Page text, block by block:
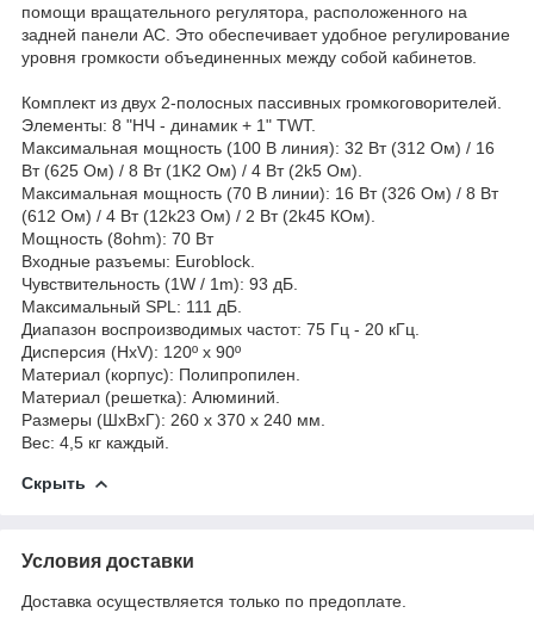
помощи вращательного регулятора, расположенного на
задней панели АС. Это обеспечивает удобное регулирование
уровня громкости объединенных между собой кабинетов.
Комплект из двух 2-полосных пассивных громкоговорителей.
Элементы: 8 "НЧ - динамик + 1" TWT.
Максимальная мощность (100 В линия): 32 Вт (312 Ом) / 16
Вт (625 Ом) / 8 Вт (1K2 Ом) / 4 Вт (2k5 Ом).
Максимальная мощность (70 В линии): 16 Вт (326 Ом) / 8 Вт
(612 Ом) / 4 Вт (12k23 Ом) / 2 Вт (2k45 КОм).
Мощность (8ohm): 70 Вт
Входные разъемы: Euroblock.
Чувствительность (1W / 1m): 93 дБ.
Максимальный SPL: 111 дБ.
Диапазон воспроизводимых частот: 75 Гц - 20 кГц.
Дисперсия (HxV): 120º х 90º
Материал (корпус): Полипропилен.
Материал (решетка): Алюминий.
Размеры (ШхВхГ): 260 х 370 х 240 мм.
Вес: 4,5 кг каждый.
Скрыть
Условия доставки
Доставка осуществляется только по предоплате.